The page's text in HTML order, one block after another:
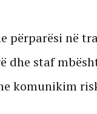
përparësi në
dhe staf
komunikim